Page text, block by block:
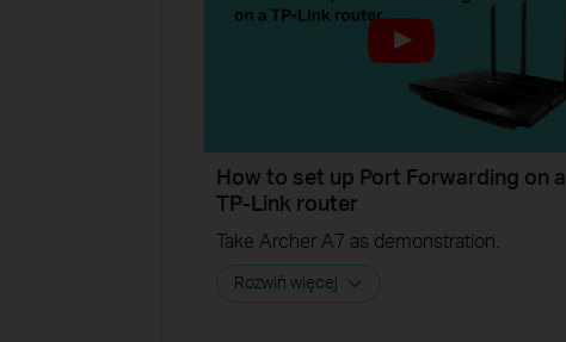
How to set up Port Forwarding on a
TP-Link router
Take Archer A7 as demonstration.
Rozwiń więcej